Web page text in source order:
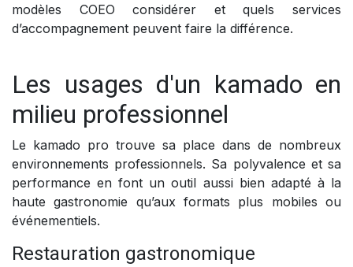
modèles COEO considérer et quels services
d’accompagnement peuvent faire la différence.
Les usages d'un kamado en
milieu professionnel
Le kamado pro trouve sa place dans de nombreux
environnements professionnels. Sa polyvalence et sa
performance en font un outil aussi bien adapté à la
haute gastronomie qu’aux formats plus mobiles ou
événementiels.
Restauration gastronomique